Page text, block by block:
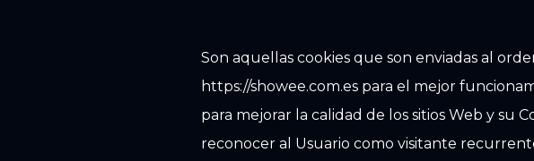
Son aquellas cookies que son enviadas al
https://showee.com.es para el mejor
para mejorar la calidad de los sitios Web y su
reconocer al Usuario como visitante